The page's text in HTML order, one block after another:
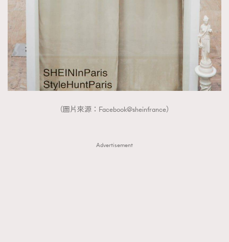
（圖片來源：Facebook@sheinfrance）
Advertisement